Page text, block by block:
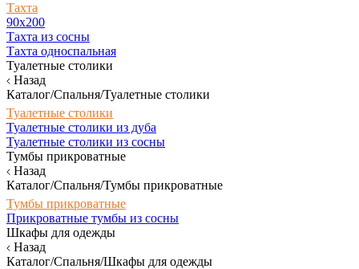
Тахта
90х200
Тахта из сосны
Тахта односпальная
Туалетные столики
Назад
Каталог/Спальня/Туалетные столики
Туалетные столики
Туалетные столики из дуба
Туалетные столики из сосны
Тумбы прикроватные
Назад
Каталог/Спальня/Тумбы прикроватные
Тумбы прикроватные
Прикроватные тумбы из сосны
Шкафы для одежды
Назад
Каталог/Спальня/Шкафы для одежды